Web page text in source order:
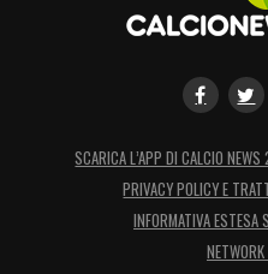
SCARICA L’APP DI CALCIO
PRIVACY POLICY E
INFORMATIVA ESTESA